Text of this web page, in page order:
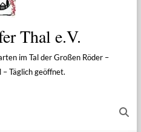
Thal e.V.
im Tal der Großen Röder –
Täglich geöffnet.